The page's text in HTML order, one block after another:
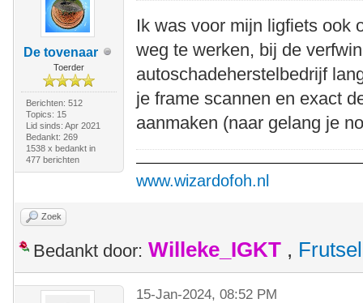
De tovenaar
Toerder
Berichten: 512
Topics: 15
Lid sinds: Apr 2021
Bedankt: 269
1538 x bedankt in
477 berichten
Ik was voor mijn ligfiets ook
weg te werken, bij de
autoschadeherstelbedrijf
je frame scannen en exact
aanmaken (naar gelang je
www.wizardofoh.nl
Zoek
Bedankt door: Willeke_IGKT , Frutsel
15-Jan-2024, 08:52 PM